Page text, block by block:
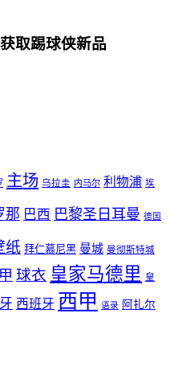
取踢球侠新品
主场 乌拉圭 内马尔 利物浦 埃
那 巴西 巴黎圣日耳曼 德国
纸 拜仁慕尼黑 曼城 曼彻斯特城
球衣 皇家马德里 皇
西班牙 西甲 语录 阿扎尔